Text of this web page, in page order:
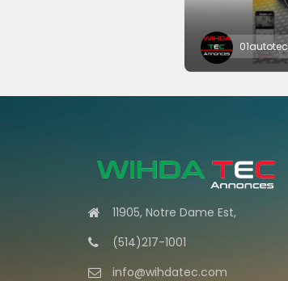
01autotec
11905, Notre Dame Est,
(514)217-1001
info@wihdatec.com